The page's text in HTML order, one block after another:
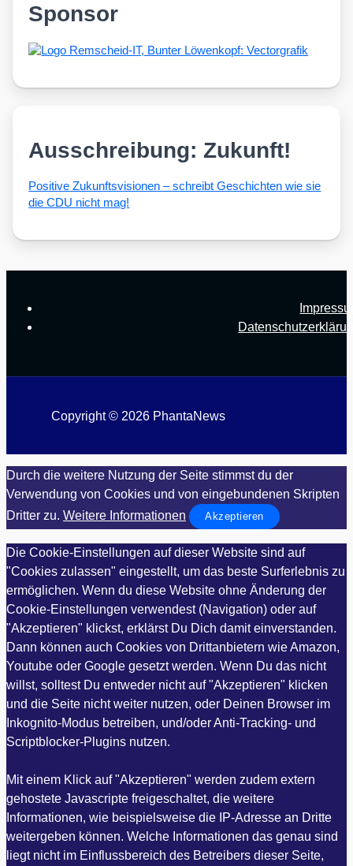
Sponsor
Ausschreibung: Zukunft!
Posi­ti­ve Zukunfts­vi­sio­nen – schreibt Geschich­ten wie sie
die CDU nicht mag!
Copyright © 2026 PhantaNews
Durch die weitere Nutzung der Seite stimmst du der
Verwendung von Cookies und von eingebundenen Skripten
Dritter zu. Weitere Informationen Akzeptieren
Die Cookie-Einstellungen auf dieser Website sind auf
"Cookies zulassen" eingestellt, um das beste Surferlebnis zu
ermöglichen. Wenn du diese Website ohne Änderung der
Cookie-Einstellungen verwendest (Navigation) oder auf
"Akzeptieren" klickst, erklärst Du Dich damit einverstanden.
Dann können auch Cookies von Drittanbietern wie Amazon,
Youtube oder Google gesetzt werden. Wenn Du das nicht
willst, solltest Du entweder nicht auf "Akzeptieren" klicken
und die Seite nicht weiter nutzen, oder Deinen Browser im
Inkognito-Modus betreiben, und/oder Anti-Tracking- und
Scriptblocker-Plugins nutzen.
Mit einem Klick auf "Akzeptieren" werden zudem extern
gehostete Javascripte freigeschaltet, die weitere
Informationen, wie beispielsweise die IP-Adresse an Dritte
weitergeben können. Welche Informationen das genau sind
liegt nicht im Einflussbereich des Betreibers dieser Seite,